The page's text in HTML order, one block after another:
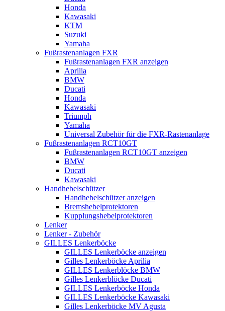
Honda
Kawasaki
KTM
Suzuki
Yamaha
Fußrastenanlagen FXR
Fußrastenanlagen FXR anzeigen
Aprilia
BMW
Ducati
Honda
Kawasaki
Triumph
Yamaha
Universal Zubehör für die FXR-Rastenanlage
Fußrastenanlagen RCT10GT
Fußrastenanlagen RCT10GT anzeigen
BMW
Ducati
Kawasaki
Handhebelschützer
Handhebelschützer anzeigen
Bremshebelprotektoren
Kupplungshebelprotektoren
Lenker
Lenker - Zubehör
GILLES Lenkerböcke
GILLES Lenkerböcke anzeigen
Gilles Lenkerböcke Aprilia
GILLES Lenkerblöcke BMW
Gilles Lenkerblöcke Ducati
GILLES Lenkerböcke Honda
GILLES Lenkerböcke Kawasaki
Gilles Lenkerböcke MV Agusta